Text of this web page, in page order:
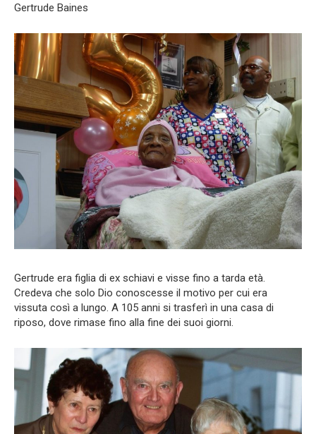
Gertrude Baines
Gertrude era figlia di ex schiavi e visse fino a tarda età.
Credeva che solo Dio conoscesse il motivo per cui era
vissuta così a lungo. A 105 anni si trasferì in una casa di
riposo, dove rimase fino alla fine dei suoi giorni.